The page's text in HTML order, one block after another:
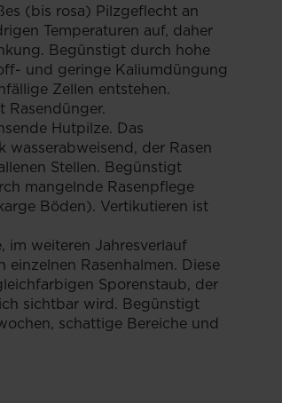
(bis rosa) Pilzgeflecht an
Temperaturen auf, daher
Begünstigt durch hohe
und geringe Kaliumdüngung
Zellen entstehen.
Rasendünger.
Hutpilze. Das
der Rasen
Stellen. Begünstigt
mangelnde Rasenpflege
Böden). Vertikutieren ist
im weiteren Jahresverlauf
Rasenhalmen. Diese
Sporenstaub, der
sichtbar wird. Begünstigt
schattige Bereiche und